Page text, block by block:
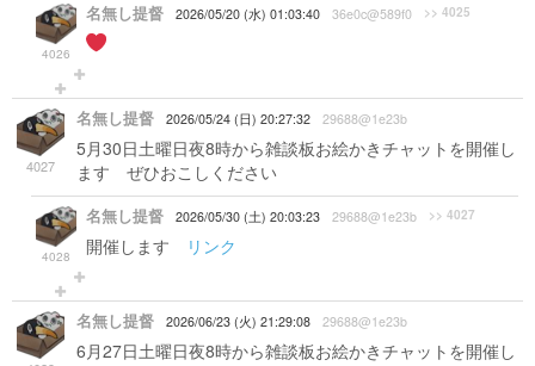
4026
名無し提督 2026/05/20 (水) 01:03:40 36e0c@589f0 >> 4025
4027
名無し提督 2026/05/24 (日) 20:27:32 29688@1e23b
5月30日土曜日夜8時から雑談板お絵かきチャットを開催し
ます ぜひおこしください
4028
名無し提督 2026/05/30 (土) 20:03:23 29688@1e23b >> 4027
開催します リンク
名無し提督 2026/06/23 (火) 21:29:08 29688@1e23b
6月27日土曜日夜8時から雑談板お絵かきチャットを開催し